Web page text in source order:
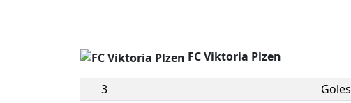
FC Viktoria Plzen
3 Goles